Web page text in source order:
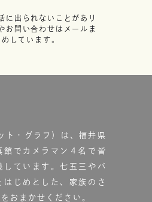
に出られないことがあり
お問い合わせはメールま
しています。
・グラフ）は、福井県
館で カメラマン４名で皆
しています。七五三やバ
はじめとした、家族のさ
おまかせください。